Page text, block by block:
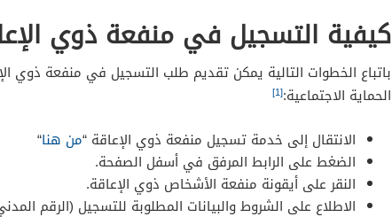
كيفية التسجيل في منفعة ذوي
باتباع الخطوات التالية يمكن تقديم طلب التسجيل في منفعة ذوي
الحماية الاجتماعية:[1]
الانتقال إلى خدمة تسجيل منفعة ذوي الإعاقة “من هنا“
الضغط على الرابط المرفق في أسفل الصفحة.
النقر على أيقونة منفعة الأشخاص ذوي الإعاقة.
الاطلاع على الشروط والبيانات المطلوبة للتسجيل (الرقم